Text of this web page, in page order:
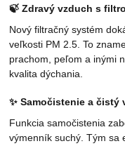
🍃Zdravý vzduch s
Nový filtračný systém
veľkosti PM 2.5. To
prachom, peľom a inými
kvalita dýchania.
✨Samočistenie a čistý
Funkcia samočistenia
výmenník suchý. Tým sa